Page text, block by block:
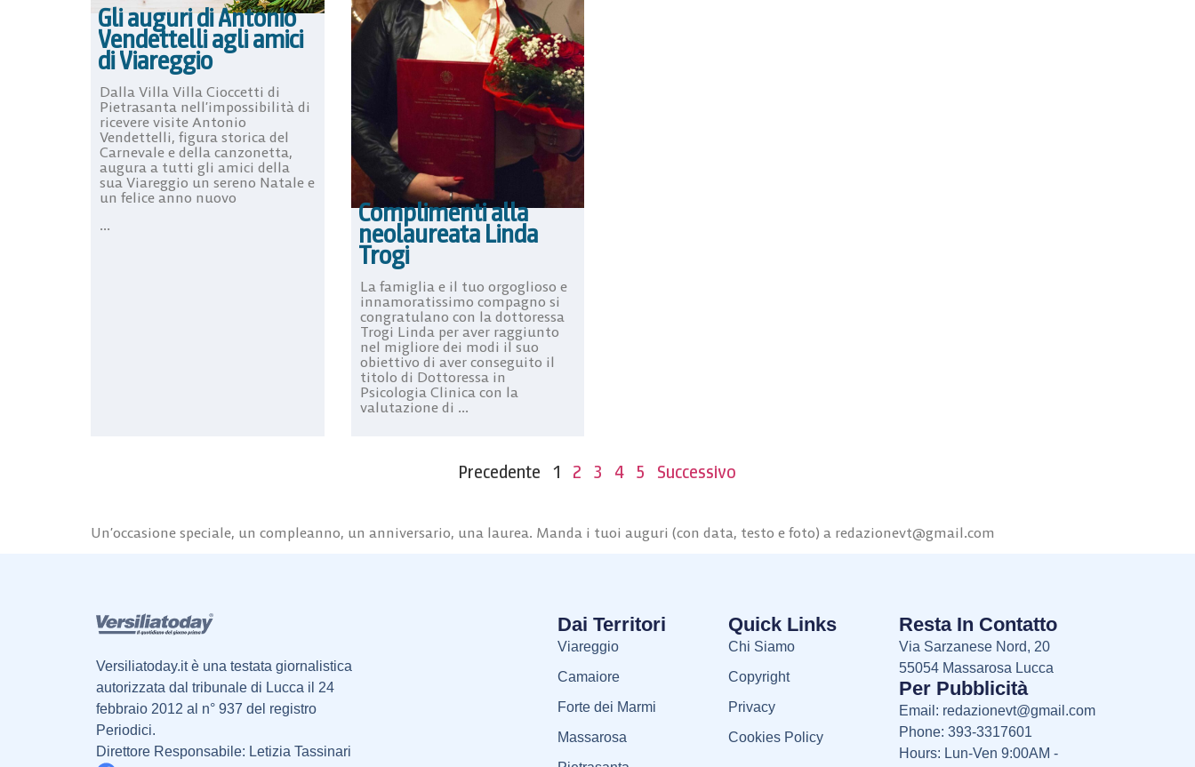
Gli auguri di Antonio
Vendettelli agli amici
di Viareggio
Dalla Villa Villa Cioccetti di
Pietrasanta nell’impossibilità di
ricevere visite Antonio
Vendettelli, figura storica del
Carnevale e della canzonetta,
augura a tutti gli amici della
sua Viareggio un sereno Natale e
un felice anno nuovo
...
Complimenti alla
neolaureata Linda
Trogi
La famiglia e il tuo orgoglioso e
innamoratissimo compagno si
congratulano con la dottoressa
Trogi Linda per aver raggiunto
nel migliore dei modi il suo
obiettivo di aver conseguito il
titolo di Dottoressa in
Psicologia Clinica con la
valutazione di ...
Precedente 1 2 3 4 5 Successivo
Un’occasione speciale, un compleanno, un anniversario, una laurea. Manda i tuoi auguri (con data, testo e foto) a redazionevt@gmail.com
Versiliatoday.it è una testata giornalistica
autorizzata dal tribunale di Lucca il 24
febbraio 2012 al n° 937 del registro
Periodici.
Direttore Responsabile: Letizia Tassinari
Dai Territori
Viareggio
Camaiore
Forte dei Marmi
Massarosa
Quick Links
Chi Siamo
Copyright
Privacy
Cookies Policy
Resta In Contatto
Via Sarzanese Nord, 20
55054 Massarosa Lucca
Per Pubblicità
Email: redazionevt@gmail.com
Phone: 393-3317601
Hours: Lun-Ven 9:00AM -